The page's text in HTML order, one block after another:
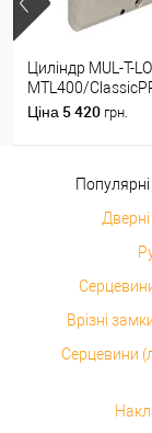
Циліндр MUL-T-
MTL400/
(35*45) нікель
Ціна 5 420 грн.
Врізні
Серцевини